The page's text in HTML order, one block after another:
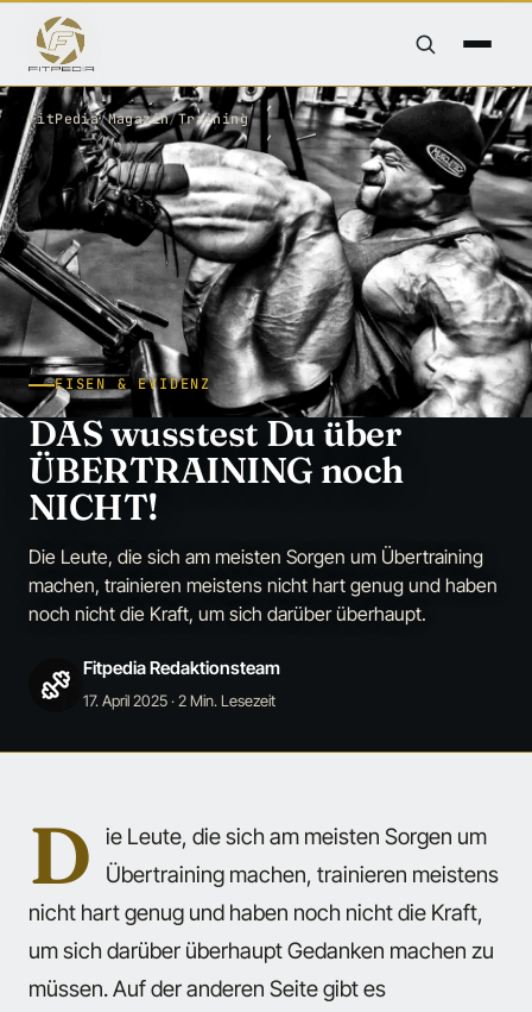
FitPedia/Magazin/Training
EISEN & EVIDENZ
DAS wusstest Du über
ÜBERTRAINING noch
NICHT!
Die Leute, die sich am meisten Sorgen um Übertraining
machen, trainieren meistens nicht hart genug und haben
noch nicht die Kraft, um sich darüber überhaupt.
Fitpedia Redaktionsteam
17. April 2025· 2 Min. Lesezeit
D
ie Leute, die sich am meisten Sorgen um
Übertraining machen, trainieren meistens
nicht hart genug und haben noch nicht die Kraft,
um sich darüber überhaupt Gedanken machen zu
müssen. Auf der anderen Seite gibt es